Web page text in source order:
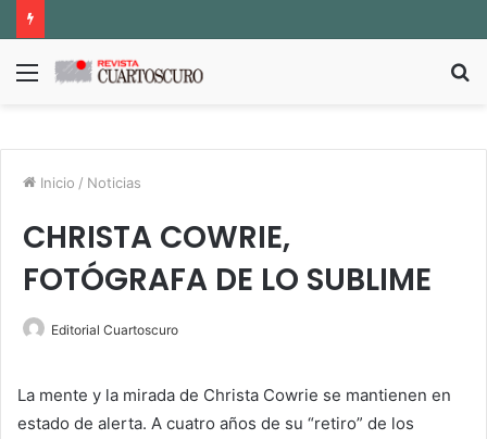
Menú
Inicio / Noticias
CHRISTA COWRIE,
FOTÓGRAFA DE LO SUBLIME
Editorial Cuartoscuro
La mente y la mirada de Christa Cowrie se mantienen en
estado de alerta. A cuatro años de su “retiro” de los